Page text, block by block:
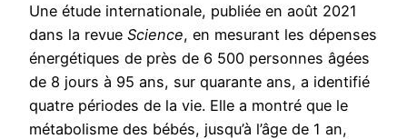
Une étude internationale, publiée en août 2021
dans la revue Science, en mesurant les dépenses
énergétiques de près de 6 500 personnes âgées
de 8 jours à 95 ans, sur quarante ans, a identifié
quatre périodes de la vie. Elle a montré que le
métabolisme des bébés, jusqu’à l’âge de 1 an,